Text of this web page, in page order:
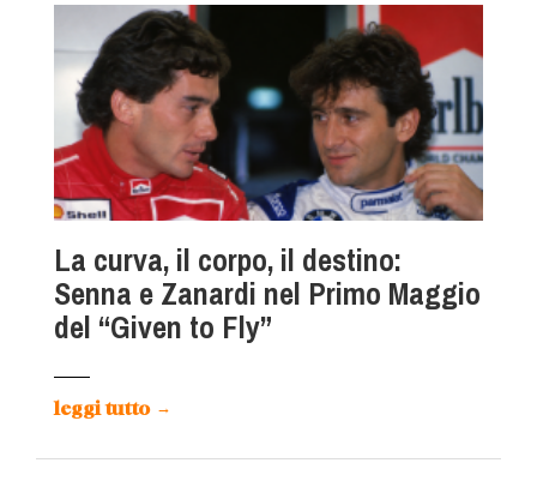
La curva, il corpo, il destino:
Senna e Zanardi nel Primo Maggio
del “Given to Fly”
leggi tutto →